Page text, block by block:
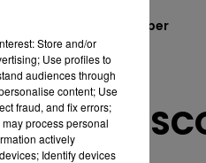
Hotstepper
Store and/or
Use profiles to
audiences through
content; Use
fraud, and fix errors;
process personal
actively
Identify devices